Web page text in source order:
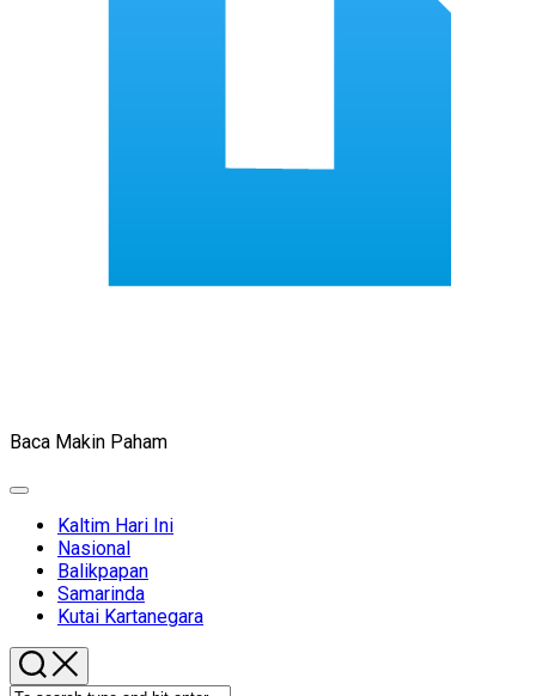
Baca Makin Paham
Expand
Current
Page
Parent
Kaltim Hari Ini
Nasional
Current
Page
Parent
Balikpapan
Samarinda
Kutai Kartanegara